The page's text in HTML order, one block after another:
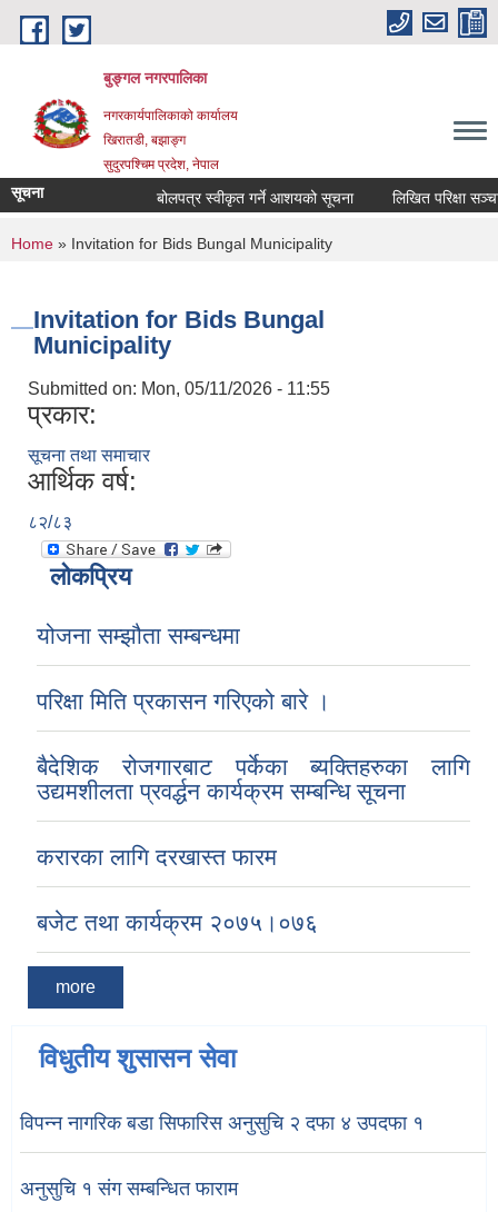
Skip to main content
बुङ्गल नगरपालिका
नगरकार्यपालिकाको कार्यालय
खिरातडी, बझाङ्ग
सुदुरपश्चिम प्रदेश, नेपाल
सूचना बोलपत्र स्वीकृत गर्ने आशयको सूचना लिखित परिक्षा
You are here
Home » Invitation for Bids Bungal Municipality
Invitation for Bids Bungal
Municipality
Submitted on: Mon, 05/11/2026 - 11:55
प्रकार:
सूचना तथा समाचार
आर्थिक वर्ष:
८२/८३
लोकप्रिय
योजना सम्झौता सम्बन्धमा
परिक्षा मिति प्रकासन गरिएको बारे ।
बैदेशिक रोजगारबाट पर्केका ब्यक्तिहरुका लागि
उद्यमशीलता प्रवर्द्धन कार्यक्रम सम्बन्धि सूचना
करारका लागि दरखास्त फारम
बजेट तथा कार्यक्रम २०७५।०७६
more
विधुतीय शुसासन सेवा
विपन्न नागरिक बडा सिफारिस अनुसुचि २ दफा ४ उपदफा १
अनुसुचि १ संग सम्बन्धित फाराम